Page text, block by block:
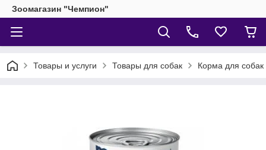
Зоомагазин "Чемпион"
Товары и услуги Товары для собак Корма для собак